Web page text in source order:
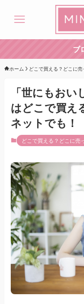
ブ
ホーム どこで買える？どこに売
「世にもおい
はどこで買え
ネットでも！
どこで買える？どこに売